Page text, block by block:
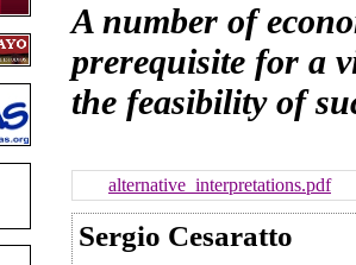
A number of
prerequisite for a
the feasibility of
alternative_interpretations.pdf
Sergio Cesaratto